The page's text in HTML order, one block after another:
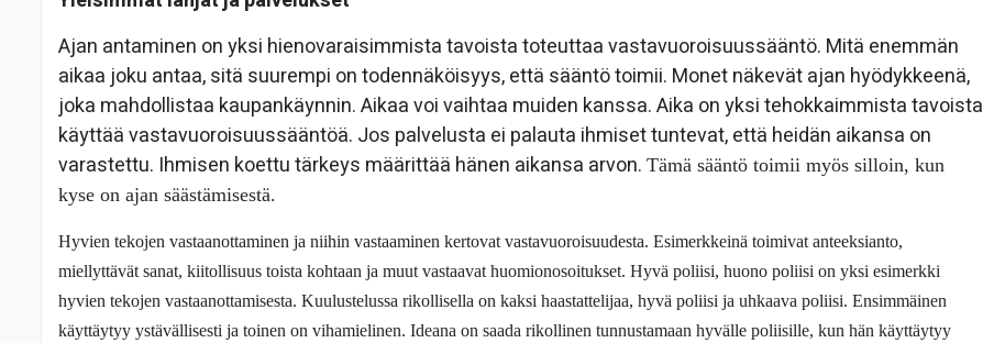
Ajan antaminen on yksi hienovaraisimmista tavoista toteuttaa vastavuoroisuussääntö. Mitä enemmän
aikaa joku antaa, sitä suurempi on todennäköisyys, että sääntö toimii. Monet näkevät ajan hyödykkeenä,
joka mahdollistaa kaupankäynnin. Aikaa voi vaihtaa muiden kanssa. Aika on yksi tehokkaimmista tavoista
käyttää vastavuoroisuussääntöä. Jos palvelusta ei palauta ihmiset tuntevat, että heidän aikansa on
varastettu. Ihmisen koettu tärkeys määrittää hänen aikansa arvon. Tämä sääntö toimii myös silloin, kun
kyse on ajan säästämisestä.
Hyvien tekojen vastaanottaminen ja niihin vastaaminen kertovat vastavuoroisuudesta. Esimerkkeinä toimivat anteeksianto,
miellyttävät sanat, kiitollisuus toista kohtaan ja muut vastaavat huomionosoitukset. Hyvä poliisi, huono poliisi on yksi esimerkki
hyvien tekojen vastaanottamisesta. Kuulustelussa rikollisella on kaksi haastattelijaa, hyvä poliisi ja uhkaava poliisi. Ensimmäinen
käyttäytyy ystävällisesti ja toinen on vihamielinen. Ideana on saada rikollinen tunnustamaan hyvälle poliisille, kun hän käyttäytyy